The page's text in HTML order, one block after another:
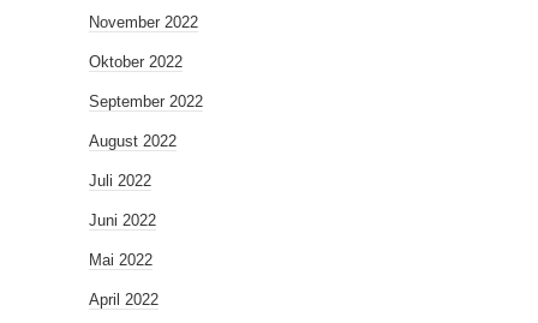
November 2022
Oktober 2022
September 2022
August 2022
Juli 2022
Juni 2022
Mai 2022
April 2022